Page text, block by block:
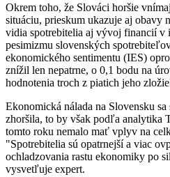
Okrem toho, že Slováci horšie
situáciu, prieskum ukazuje aj obavy
vidia spotrebitelia aj vývoj financií v
pesimizmu slovenských
ekonomického sentimentu (IES)
znížil len nepatrne, o 0,1 bodu na
hodnotenia troch z piatich jeho
Ekonomická nálada na Slovensku
zhoršila, to by však podľa analytika
tomto roku nemalo mať vplyv na
"Spotrebitelia sú opatrnejší a viac
ochladzovania rastu ekonomiky po
vysvetľuje expert.